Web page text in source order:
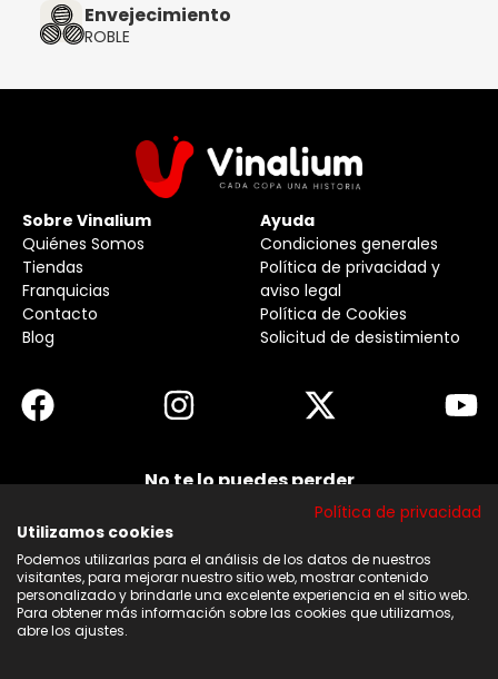
Envejecimiento
ROBLE
Sobre Vinalium
Quiénes Somos
Tiendas
Franquicias
Contacto
Blog
Ayuda
Condiciones generales
Política de privacidad y
aviso legal
Política de Cookies
Solicitud de desistimiento
No te lo puedes perder
ninguna de nuestras noticias, ofertas y
Acepto los términos y condiciones
Política de privacidad
Utilizamos cookies
Podemos utilizarlas para el análisis de los datos de nuestros
visitantes, para mejorar nuestro sitio web, mostrar contenido
personalizado y brindarle una excelente experiencia en el sitio web.
Para obtener más información sobre las cookies que utilizamos,
abre los ajustes.